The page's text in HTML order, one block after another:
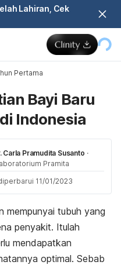
Lahiran, Cek
Pertama
Bayi Baru
Indonesia
Carla Pramudita Susanto ·
Pramita
11/01/2023
mempunyai tubuh yang
penyakit. Itulah
mendapatkan
optimal. Sebab